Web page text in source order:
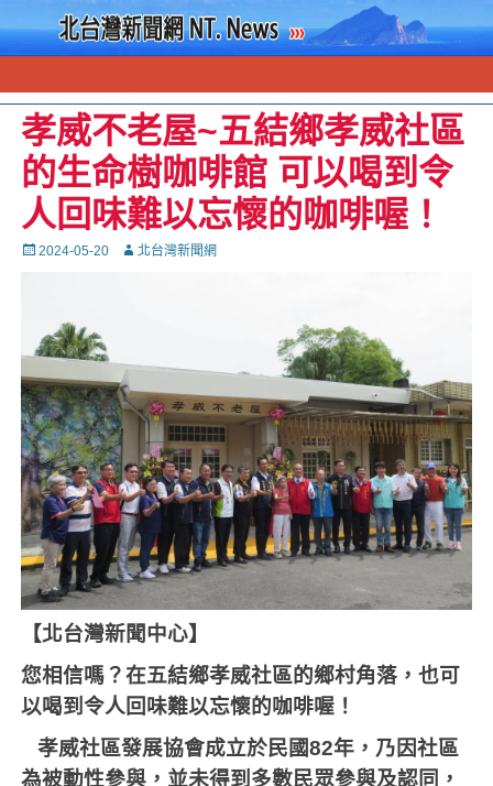
孝威不老屋~五結鄉孝威社區
的生命樹咖啡館 可以喝到令
人回味難以忘懷的咖啡喔！
Posted
2024-05-20 Autor北台灣新聞網
【北台灣新聞中心】
您相信嗎？在五結鄉孝威社區的鄉村角落，也可
以喝到令人回味難以忘懷的咖啡喔！
孝威社區發展協會成立於民國82年，乃因社區
為被動性參與，並未得到多數民眾參與及認同，